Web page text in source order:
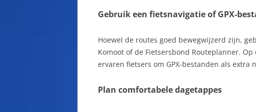
Gebruik een fietsnavigatie of GPX-
Hoewel de routes goed bewegwijzerd zijn,
Komoot of de Fietsersbond Routeplanner.
ervaren fietsers om GPX-bestanden als extra
Plan comfortabele dagetappes